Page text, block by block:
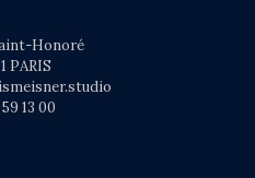
Honoré
PARIS
13 00